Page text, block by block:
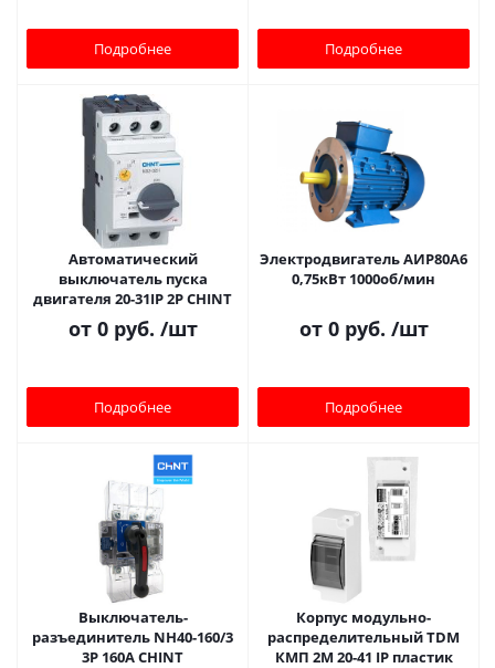
Подробнее Подробнее
Автоматический
выключатель пуска
двигателя 20-31IP 2Р CHINT
от 0 руб. /шт
Подробнее
Электродвигатель АИР80A6
0,75кВт 1000об/мин
от 0 руб. /шт
Подробнее
Bыключатель-
разъединитель NH40-160/3
3P 160А CHINT
Корпус модульно-
распределительный TDM
КМП 2M 20-41 IP пластик